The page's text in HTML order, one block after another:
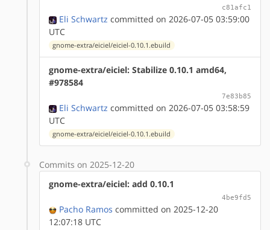
c81afc1
Eli Schwartz committed on 2026-07-05 03:59:00
UTC
gnome-extra/eiciel/eiciel-0.10.1.ebuild
gnome-extra/eiciel: Stabilize 0.10.1 amd64,
#978584
7e83b85
Eli Schwartz committed on 2026-07-05 03:58:59
UTC
gnome-extra/eiciel/eiciel-0.10.1.ebuild
Commits on 2025-12-20
gnome-extra/eiciel: add 0.10.1
4be9fd5
Pacho Ramos committed on 2025-12-20
12:07:18 UTC